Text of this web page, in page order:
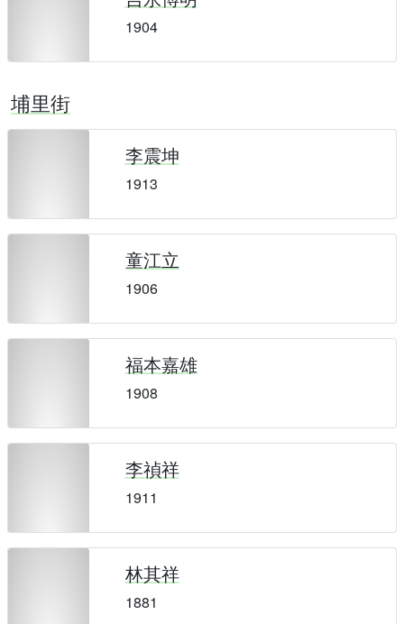
1904
埔里街
李震坤
1913
童江立
1906
福本嘉雄
1908
李禎祥
1911
林其祥
1881